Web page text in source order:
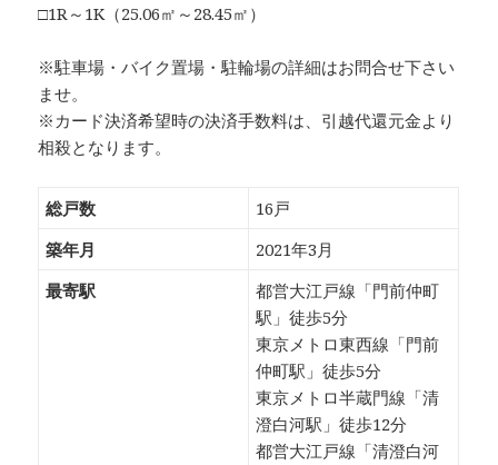
□1R～1K（25.06㎡～28.45㎡）
※駐車場・バイク置場・駐輪場の詳細はお問合せ下さい
ませ。
※カード決済希望時の決済手数料は、引越代還元金より
相殺となります。
総戸数
16戸
築年月
2021年3月
最寄駅
都営大江戸線「門前仲町
駅」徒歩5分
東京メトロ東西線「門前
仲町駅」徒歩5分
東京メトロ半蔵門線「清
澄白河駅」徒歩12分
都営大江戸線「清澄白河